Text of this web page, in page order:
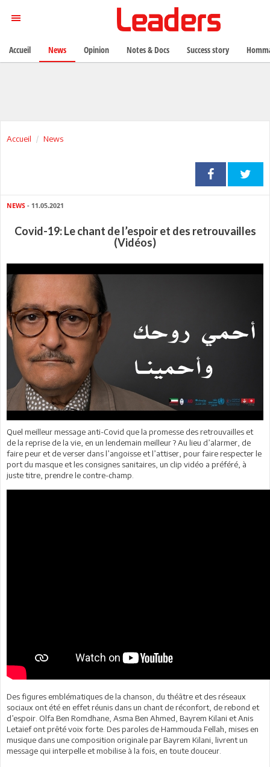
Accueil News
NEWS - 11.05.2021
Covid-19: Le chant de l’espoir et des retrouvailles
(Vidéos)
Quel meilleur message anti-Covid que la promesse des retrouvailles et
de la reprise de la vie, en un lendemain meilleur ? Au lieu d’alarmer, de
faire peur et de verser dans l’angoisse et l’attiser, pour faire respecter le
port du masque et les consignes sanitaires, un clip vidéo a préféré, à
juste titre, prendre le contre-champ.
Des figures emblématiques de la chanson, du théâtre et des réseaux
sociaux ont été en effet réunis dans un chant de réconfort, de rebond et
d’espoir. Olfa Ben Romdhane, Asma Ben Ahmed, Bayrem Kilani et Anis
Letaief ont prêté voix forte. Des paroles de Hammouda Fellah, mises en
musique dans une composition originale par Bayrem Kilani, livrent un
message qui interpelle et mobilise à la fois, en toute douceur.
Accueil News Opinion Notes & Docs Success story